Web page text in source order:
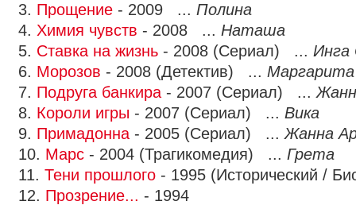
3. Прощение - 2009 ... Полина
4. Химия чувств - 2008 ... Наташа
5. Ставка на жизнь - 2008 (Сериал) ... Инга
6. Морозов - 2008 (Детектив) ... Маргарита
7. Подруга банкира - 2007 (Сериал) ...
8. Короли игры - 2007 (Сериал) ... Вика
9. Примадонна - 2005 (Сериал) ... Жанна
10. Марс - 2004 (Трагикомедия) ... Грета
11. Тени прошлого - 1995 (Исторический /
12. Прозрение... - 1994